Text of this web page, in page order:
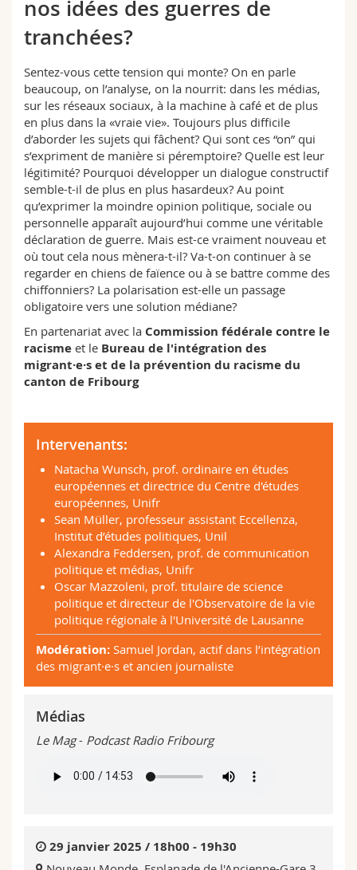
Sciences et médecine
Collaborateurs
Webmail
MyUnifr
nos idées des guerres de
tranchées?
Sentez-vous cette tension qui monte? On en parle
beaucoup, on l’analyse, on la nourrit: dans les médias,
sur les réseaux sociaux, à la machine à café et de plus
en plus dans la «vraie vie». Toujours plus difficile
d’aborder les sujets qui fâchent? Qui sont ces “on” qui
s’expriment de manière si péremptoire? Quelle est leur
légitimité? Pourquoi développer un dialogue constructif
semble-t-il de plus en plus hasardeux? Au point
qu’exprimer la moindre opinion politique, sociale ou
personnelle apparaît aujourd’hui comme une véritable
déclaration de guerre. Mais est-ce vraiment nouveau et
où tout cela nous mènera-t-il? Va-t-on continuer à se
regarder en chiens de faïence ou à se battre comme des
chiffonniers? La polarisation est-elle un passage
obligatoire vers une solution médiane?
En partenariat avec la Commission fédérale contre le
racisme et le Bureau de l'intégration des
migrant·e·s et de la prévention du racisme du
canton de Fribourg
Intervenants:
Natacha Wunsch, prof. ordinaire en études
européennes et directrice du Centre d'études
européennes, Unifr
Sean Müller, professeur assistant Eccellenza,
Institut d’études politiques, Unil
Alexandra Feddersen, prof. de communication
politique et médias, Unifr
Oscar Mazzoleni, prof. titulaire de science
politique et directeur de l'Observatoire de la vie
politique régionale à l'Université de Lausanne
Modération: Samuel Jordan, actif dans l’intégration
des migrant·e·s et ancien journaliste
Médias
Le Mag- Podcast Radio Fribourg
29 janvier 2025 / 18h00 - 19h30